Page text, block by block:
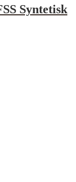
Syntetisk